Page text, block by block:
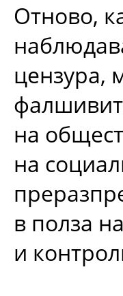
Отново,
цензура,
на
на
в полза
и